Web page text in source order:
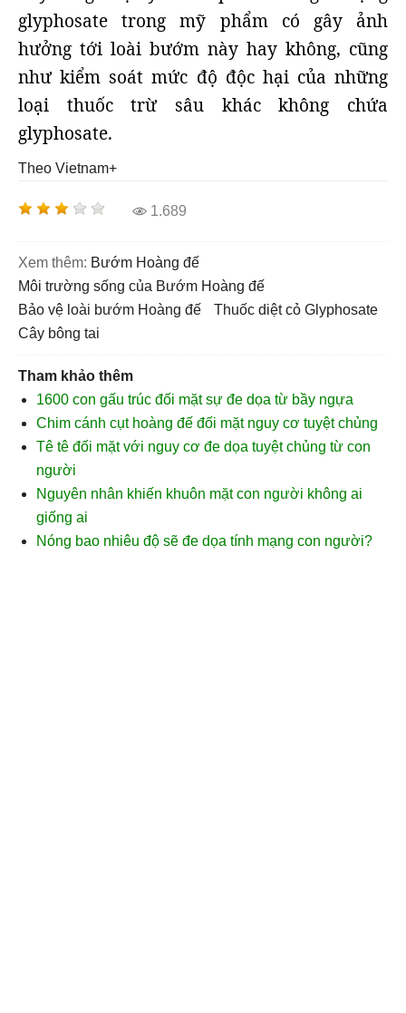
glyphosate trong mỹ phẩm có gây ảnh
hưởng tới loài bướm này hay không, cũng
như kiểm soát mức độ độc hại của những
loại thuốc trừ sâu khác không chứa
glyphosate.
Theo Vietnam+
1.689
Xem thêm:
Bướm Hoàng đế
môi trường sống của Bướm Hoàng đế
bảo vệ loài bướm Hoàng đế
thuốc diệt cỏ Glyphosate
cây bông tai
Tham khảo thêm
1600 con gấu trúc đối mặt sự đe dọa từ bầy ngựa
Chim cánh cụt hoàng đế đối mặt nguy cơ tuyệt chủng
Tê tê đối mặt với nguy cơ đe dọa tuyệt chủng từ con
người
Nguyên nhân khiến khuôn mặt con người không ai
giống ai
Nóng bao nhiêu độ sẽ đe dọa tính mạng con người?